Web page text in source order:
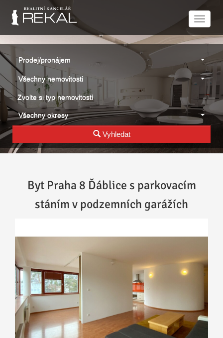
Prodej/pronájem
Všechny nemovitosti
Zvolte si typ nemovitosti
Všechny okresy
Vyhledat
Byt Praha 8 Ďáblice s parkovacím
stáním v podzemních garážích